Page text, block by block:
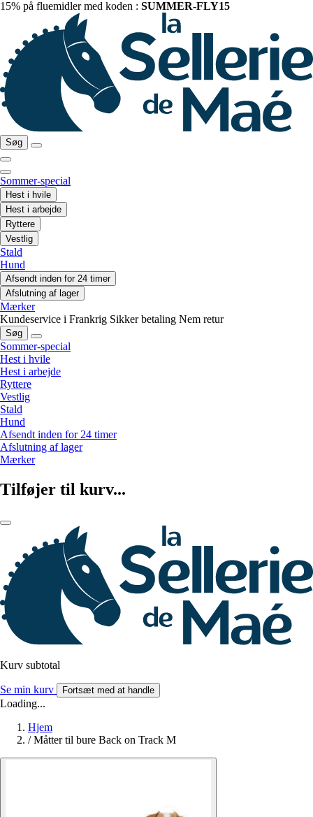
15% på fluemidler med koden : SUMMER-FLY15
Søg
Sommer-special
Hest i hvile
Hest i arbejde
Ryttere
Vestlig
Stald
Hund
Afsendt inden for 24 timer
Afslutning af lager
Mærker
Kundeservice i Frankrig Sikker betaling Nem retur
Søg
Sommer-special
Hest i hvile
Hest i arbejde
Ryttere
Vestlig
Stald
Hund
Afsendt inden for 24 timer
Afslutning af lager
Mærker
Tilføjer til kurv...
Kurv subtotal
Se min kurv Fortsæt med at handle
Loading...
Hjem
/ Måtter til bure Back on Track M